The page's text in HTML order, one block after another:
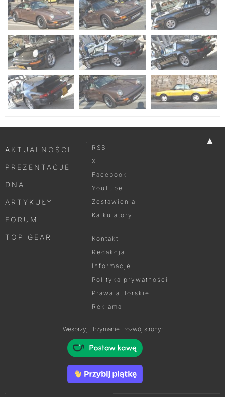
▲
AKTUALNOŚCI
PREZENTACJE
DNA
ARTYKUŁY
FORUM
TOP GEAR
RSS
X
Facebook
YouTube
Zestawienia
Kalkulatory
Kontakt
Redakcja
Informacje
Polityka prywatności
Prawa autorskie
Reklama
Wesprzyj utrzymanie i rozwój strony: